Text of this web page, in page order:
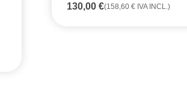
130,00 €(158,60 € IVA INCL.)